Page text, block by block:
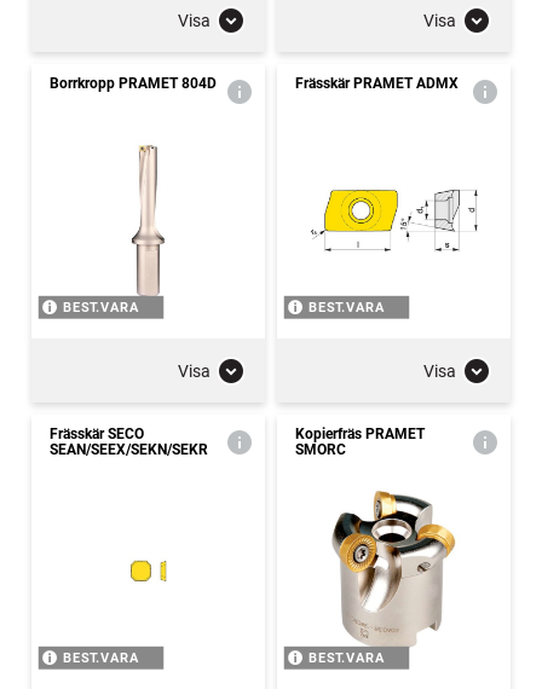
Visa Visa
Borrkropp PRAMET 804D
BEST.VARA
Visa
Frässkär PRAMET ADMX
BEST.VARA
Visa
Frässkär SECO
SEAN/SEEX/SEKN/SEKR
BEST.VARA
Kopierfräs PRAMET
SMORC
BEST.VARA